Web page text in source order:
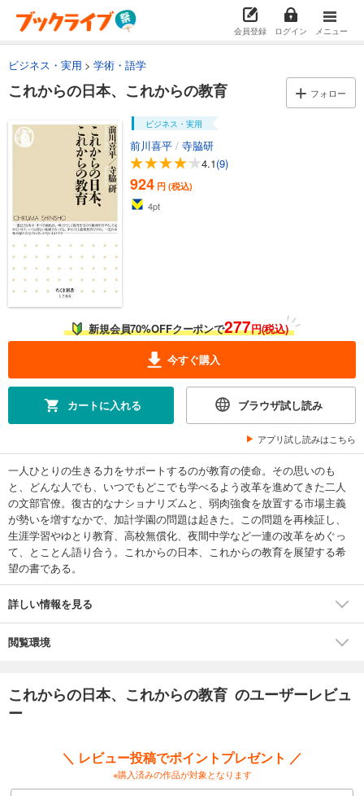
会員登録 ログイン メニュー
ビジネス・実用 学術・語学
これからの日本、これからの教育 フォロー
ビジネス・実用
前川喜平 / 寺脇研
4.1(9)
924 円 (税込)
4pt
新規会員70%OFFクーポンで277円(税込)
今すぐ購入
カートに入れる ブラウザ試し読み
アプリ試し読みはこちら
一人ひとりの生きる力をサポートするのが教育の使命。その思いのも
と、どんな人でも、いつでもどこでも学べるよう改革を進めてきた二人
の文部官僚。復古的なナショナリズムと、弱肉強食を放置する市場主義
が勢いを増すなかで、加計学園の問題は起きた。この問題を再検証し、
生涯学習やゆとり教育、高校無償化、夜間中学など一連の改革をめぐっ
て、とことん語り合う。これからの日本、これからの教育を展望する希
望の書である。
詳しい情報を見る
閲覧環境
これからの日本、これからの教育 のユーザーレビュ
ー
＼ レビュー投稿でポイントプレゼント ／
※購入済みの作品が対象となります